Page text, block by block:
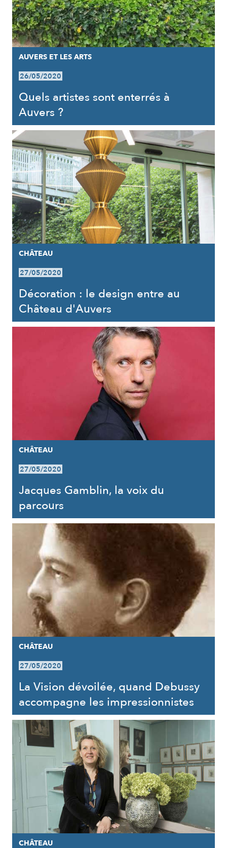
AUVERS ET LES ARTS
26/05/2020
Quels artistes sont enterrés à
Auvers ?
CHÂTEAU
27/05/2020
Décoration : le design entre au
Château d'Auvers
CHÂTEAU
27/05/2020
Jacques Gamblin, la voix du
parcours
CHÂTEAU
27/05/2020
La Vision dévoilée, quand Debussy
accompagne les impressionnistes
CHÂTEAU